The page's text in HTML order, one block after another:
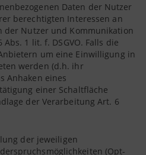
Daten der Nutzer
berechtigten Interessen an
der Nutzer und Kommunikation
1 lit. f. DSGVO. Falls die
um eine Einwilligung in
werden (d.h. ihr
Anhaken eines
einer Schaltfläche
der Verarbeitung Art. 6
der jeweiligen
(Opt-